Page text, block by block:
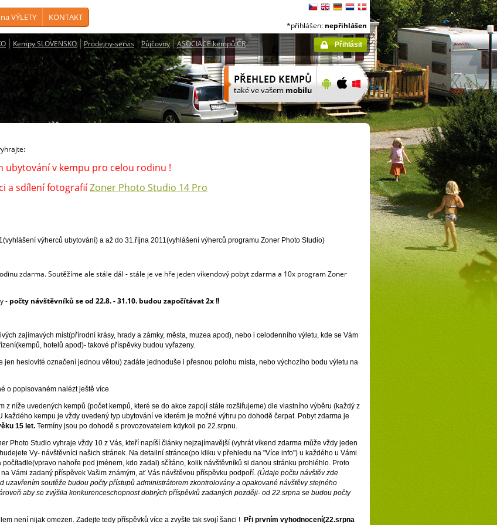
VÝLETY KONTAKT
Kempy SLOVENSKO Prodejny-servis Půjčovny ASOCIACE kempů ČR
*přihlášen: nepřihlášen
Přihlásit
ubytování v kempu pro celou rodinu !
a sdílení fotografiíZoner Photo Studio 14 Pro
výherců ubytování) a až do 31.října 2011(vyhlášení výherců programu Zoner Photo Studio)
zdarma. Soutěžíme ale stále dál - stále je ve hře jeden víkendový pobyt zdarma a 10x program Zoner
- počty návštěvníků se od 22.8. - 31.10. budou započítávat 2x !!
zajímavých míst(přírodní krásy, hrady a zámky, města, muzea apod), nebo i celodenního výletu, kde se Vám
hotelů apod)- takové příspěvky budou vyřazeny.
jen heslovité označení jednou větou) zadáte jednoduše i přesnou polohu místa, nebo výchozího bodu výletu na
o popisovaném nalézt ještě více
z níže uvedených kempů (počet kempů, které se do akce zapojí stále rozšiřujeme) dle vlastního výběru (každý z
každého kempu je vždy uvedený typ ubytování ve kterém je možné výhru po dohodě čerpat. Pobyt zdarma je
15 let. Termíny jsou po dohodě s provozovatelem kdykoli po 22.srpnu.
Photo Studio vyhraje vždy 10 z Vás, kteří napíší články nejzajímavější (vyhrát víkend zdarma může vždy jeden
Vy- návštěvníci našich stránek. Na detailní stránce(po kliku v přehledu na "Více info") u každého u Vámi
nahoře pod jménem, kdo zadal) sčítáno, kolik návštěvníků si danou stránku prohléhlo. Proto
Vámi zadaný příspěvek Vašim známým, ať Vás návštěvou příspěvku podpoří. (Údaje počtu návštěv zde
uzavřením soutěže budou počty přístupů administrátorem zkontrolovány a opakované návštěvy stejného
aby se zvýšila konkurenceschopnost dobrých příspěvků zadaných později- od 22.srpna se budou počty
není nijak omezen. Zadejte tedy příspěvků více a zvyšte tak svojí šanci ! Při prvním vyhodnocení(22.srpna